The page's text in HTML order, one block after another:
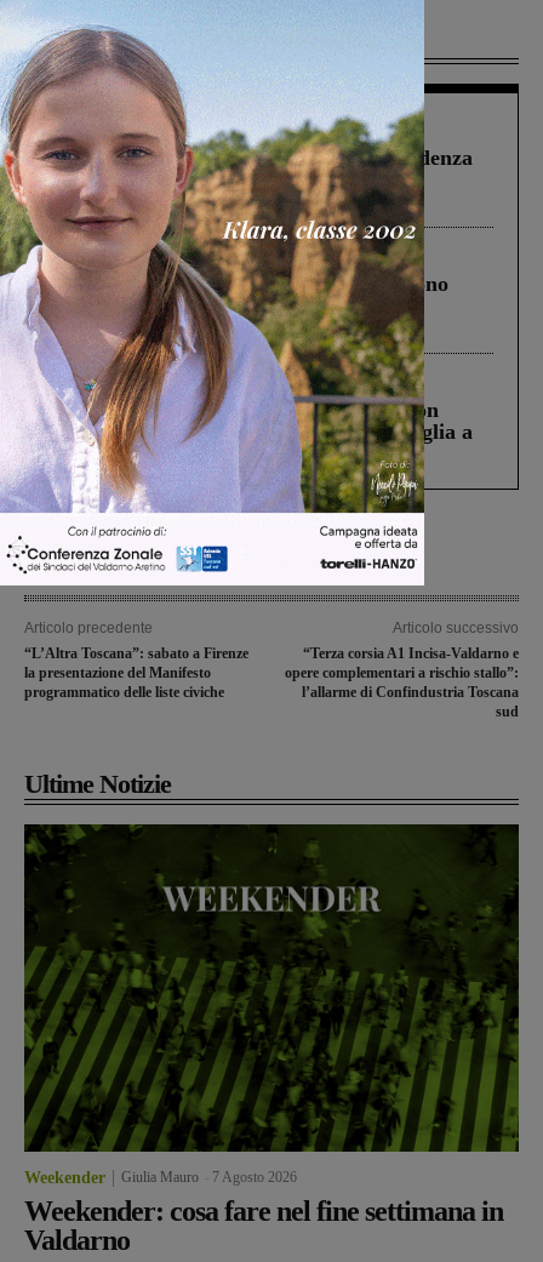
Più lette
Figline Incisa Valdarno 1 Agosto 2026
Piscina di Figline finanziata oltre la scadenza
Pnrr, il gruppo di Fratelli d’Italia: “Un
ringraziamento al Governo”
Cronaca 4 Agosto 2026
Un anno fa la strage in A1 in cui morirono
Gianni, Giulia e Franco. Lo schianto, il
processo, lo stop ai sorpassi fra tir....
Cronaca 3 Agosto 2026
Scomparso da una struttura di Castiglion
Fiorentino l’uomo che aveva ucciso la figlia a
Levane nel 2020
Articolo precedente
“L’Altra Toscana”: sabato a Firenze
la presentazione del Manifesto
programmatico delle liste civiche
Articolo successivo
“Terza corsia A1 Incisa-Valdarno e
opere complementari a rischio stallo”:
l’allarme di Confindustria Toscana
sud
Ultime Notizie
Weekender Giulia Mauro 7 Agosto 2026
Weekender: cosa fare nel fine settimana in
Valdarno